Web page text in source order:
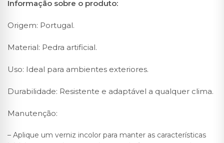
Informação sobre o produto:
Origem: Portugal.
Material: Pedra artificial.
Uso: Ideal para ambientes exteriores.
Durabilidade: Resistente e adaptável a qualquer clima.
Manutenção:
– Aplique um verniz incolor para manter as características